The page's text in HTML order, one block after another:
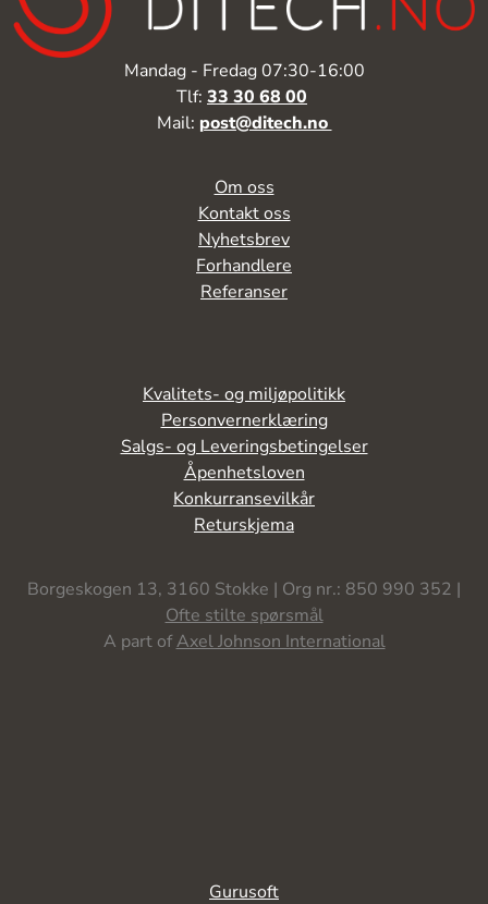
Mandag - Fredag 07:30-16:00
Tlf: 33 30 68 00
Mail: post@ditech.no
Kvalitets- og miljøpolitikk
Personvernerklæring
Salgs- og Leveringsbetingelser
Åpenhetsloven
Konkurransevilkår
Returskjema
Om oss
Kontakt oss
Nyhetsbrev
Forhandlere
Referanser
Borgeskogen 13, 3160 Stokke | Org nr.: 850 990 352 |
Ofte stilte spørsmål
A part ofAxel Johnson International
Gurusoft